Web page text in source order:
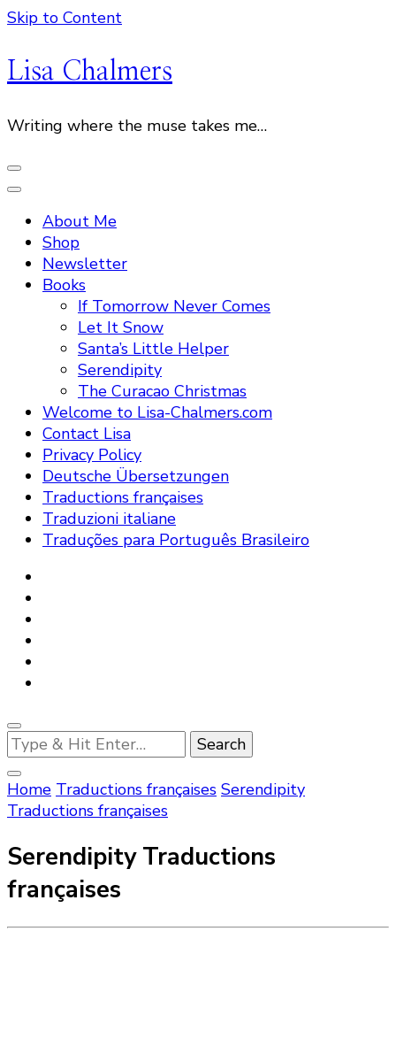
Skip to Content
Lisa Chalmers
Writing where the muse takes me…
About Me
Shop
Newsletter
Books
If Tomorrow Never Comes
Let It Snow
Santa’s Little Helper
Serendipity
The Curacao Christmas
Welcome to Lisa-Chalmers.com
Contact Lisa
Privacy Policy
Deutsche Übersetzungen
Traductions françaises
Traduzioni italiane
Traduções para Português Brasileiro
Looking
for
Something?
Home Traductions françaises Serendipity
Traductions françaises
Serendipity Traductions
françaises